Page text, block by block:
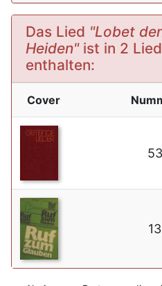
Das Lied "Lobet
Heiden"ist in 2
enthalten:
Cover
53
13